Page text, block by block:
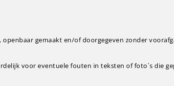
gemaakt en/of doorgegeven zonder
voor eventuele fouten in teksten of foto`s die